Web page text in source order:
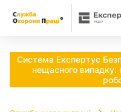
Система Експертус
нещасного випадку:
Ч
о